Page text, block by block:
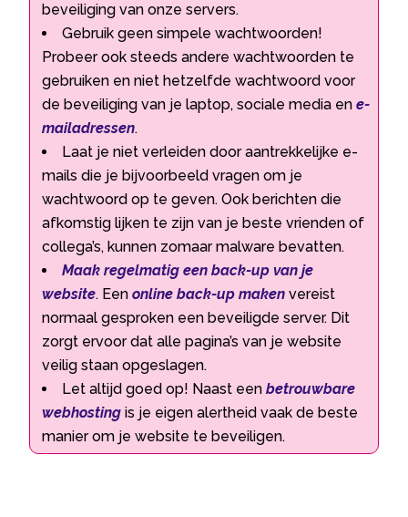
beveiliging van onze servers.
Gebruik geen simpele wachtwoorden!
Probeer ook steeds andere wachtwoorden te
gebruiken en niet hetzelfde wachtwoord voor
de beveiliging van je laptop, sociale media ene-
mailadressen.
Laat je niet verleiden door aantrekkelijke e-
mails die je bijvoorbeeld vragen om je
wachtwoord op te geven. Ook berichten die
afkomstig lijken te zijn van je beste vrienden of
collega’s, kunnen zomaar malware bevatten.
Maak regelmatig een back-up van je
website. Eenonline back-up maken vereist
normaal gesproken een beveiligde server. Dit
zorgt ervoor dat alle pagina’s van je website
veilig staan opgeslagen.
Let altijd goed op! Naast een betrouwbare
webhosting is je eigen alertheid vaak de beste
manier om je website te beveiligen.